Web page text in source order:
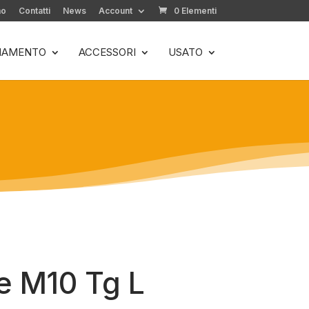
Contatti News Account 0 Elementi
ACCESSORI USATO
M10 Tg L